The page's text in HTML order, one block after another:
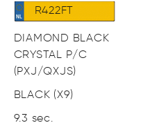
R422FT
DIAMOND BLACK
CRYSTAL P/C
(PXJ/QXJS)
BLACK (X9)
9.3 sec.